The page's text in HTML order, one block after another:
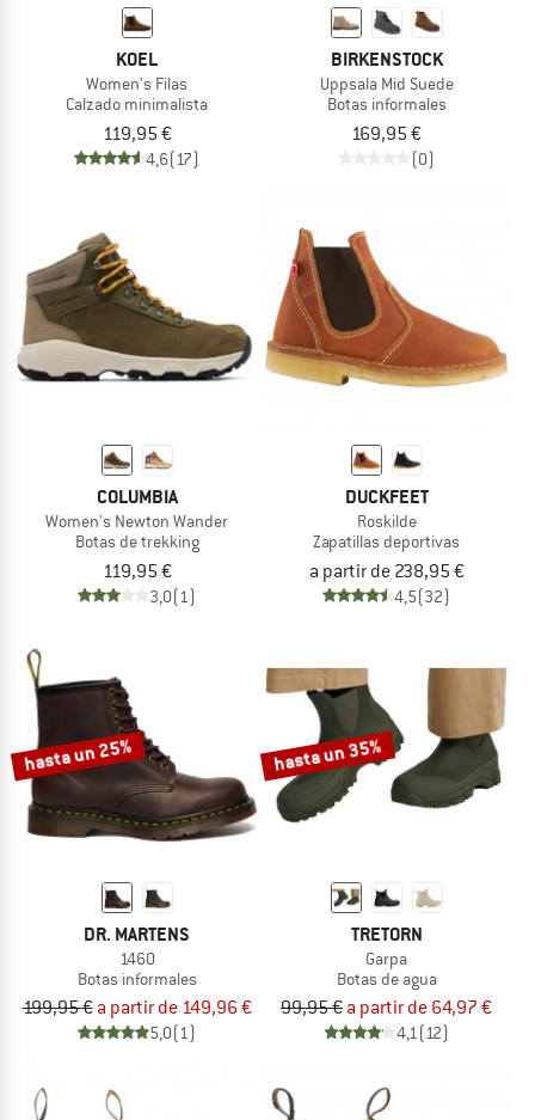
KOEL
Women's Filas
Calzado minimalista
119,95 €
4,6(17)
BIRKENSTOCK
Uppsala Mid Suede
Botas informales
169,95 €
(0)
COLUMBIA
Women's Newton Wander
Botas de trekking
119,95 €
3,0(1)
DUCKFEET
Roskilde
Zapatillas deportivas
a partir de 238,95 €
4,5(32)
hasta un 25%
DR. MARTENS
1460
Botas informales
199,95 € a partir de 149,96 €
5,0(1)
hasta un 35%
TRETORN
Garpa
Botas de agua
99,95 € a partir de 64,97 €
4,1(12)